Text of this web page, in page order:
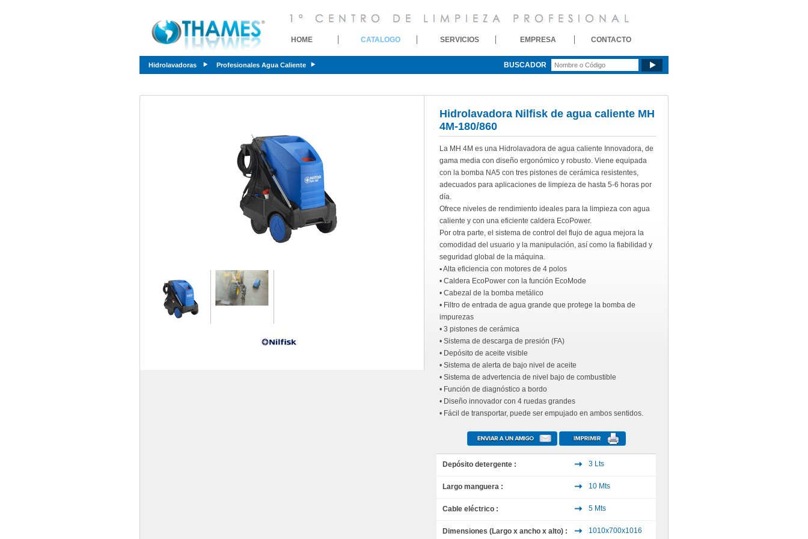
HOME CATALOGO SERVICIOS EMPRESA CONTACTO
Hidrolavadoras Profesionales Agua Caliente BUSCADOR
Hidrolavadora Nilfisk de agua caliente MH
4M-180/860
La MH 4M es una Hidrolavadora de agua caliente Innovadora, de
gama media con diseño ergonómico y robusto. Viene equipada
con la bomba NA5 con tres pistones de cerámica resistentes,
adecuados para aplicaciones de limpieza de hasta 5-6 horas por
día.
Ofrece niveles de rendimiento ideales para la limpieza con agua
caliente y con una eficiente caldera EcoPower.
Por otra parte, el sistema de control del flujo de agua mejora la
comodidad del usuario y la manipulación, así como la fiabilidad y
seguridad global de la máquina.
▪ Alta eficiencia con motores de 4 polos
• Caldera EcoPower con la función EcoMode
• Cabezal de la bomba metálico
• Filtro de entrada de agua grande que protege la bomba de
impurezas
• 3 pistones de cerámica
• Sistema de descarga de presión (FA)
• Depósito de aceite visible
• Sistema de alerta de bajo nivel de aceite
• Sistema de advertencia de nivel bajo de combustible
• Función de diagnóstico a bordo
• Diseño innovador con 4 ruedas grandes
• Fácil de transportar, puede ser empujado en ambos sentidos.
Depósito detergente : 3 Lts
Largo manguera : 10 Mts
Cable eléctrico : 5 Mts
Dimensiones (Largo x ancho x alto) :
1010x700x1016